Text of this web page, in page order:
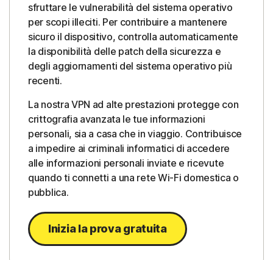
sfruttare le vulnerabilità del sistema operativo
per scopi illeciti. Per contribuire a mantenere
sicuro il dispositivo, controlla automaticamente
la disponibilità delle patch della sicurezza e
degli aggiornamenti del sistema operativo più
recenti.
La nostra VPN ad alte prestazioni protegge con
crittografia avanzata le tue informazioni
personali, sia a casa che in viaggio. Contribuisce
a impedire ai criminali informatici di accedere
alle informazioni personali inviate e ricevute
quando ti connetti a una rete Wi-Fi domestica o
pubblica.
Inizia la prova gratuita